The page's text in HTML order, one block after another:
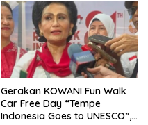
Gerakan KOWANI Fun Walk
Car Free Day “Tempe
Indonesia Goes to UNESCO”,